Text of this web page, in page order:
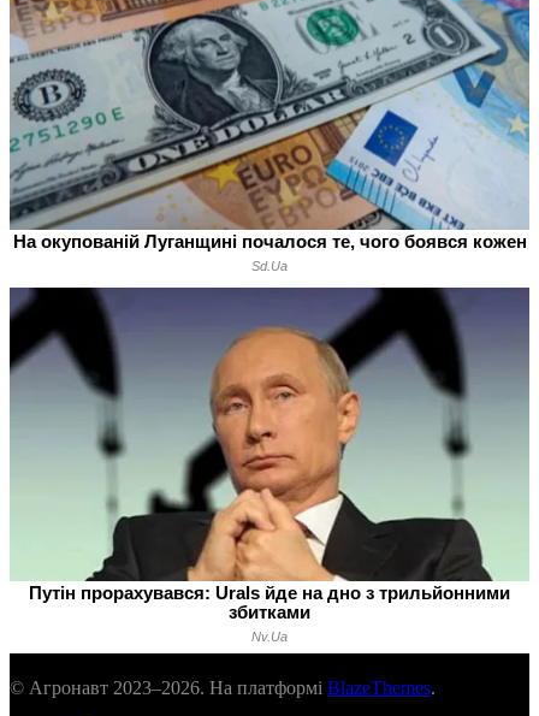
© Агронавт 2023–2026. На платформі BlazeThemes.